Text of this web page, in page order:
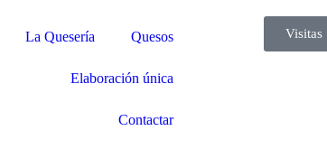
La Quesería Quesos
Elaboración única
Contactar
Visitas